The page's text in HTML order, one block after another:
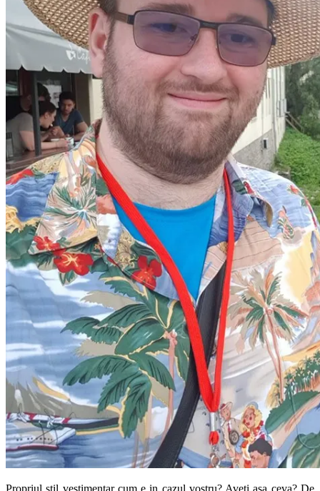
Propriul stil vestimentar cum e in cazul vostru? Aveti asa ceva? De